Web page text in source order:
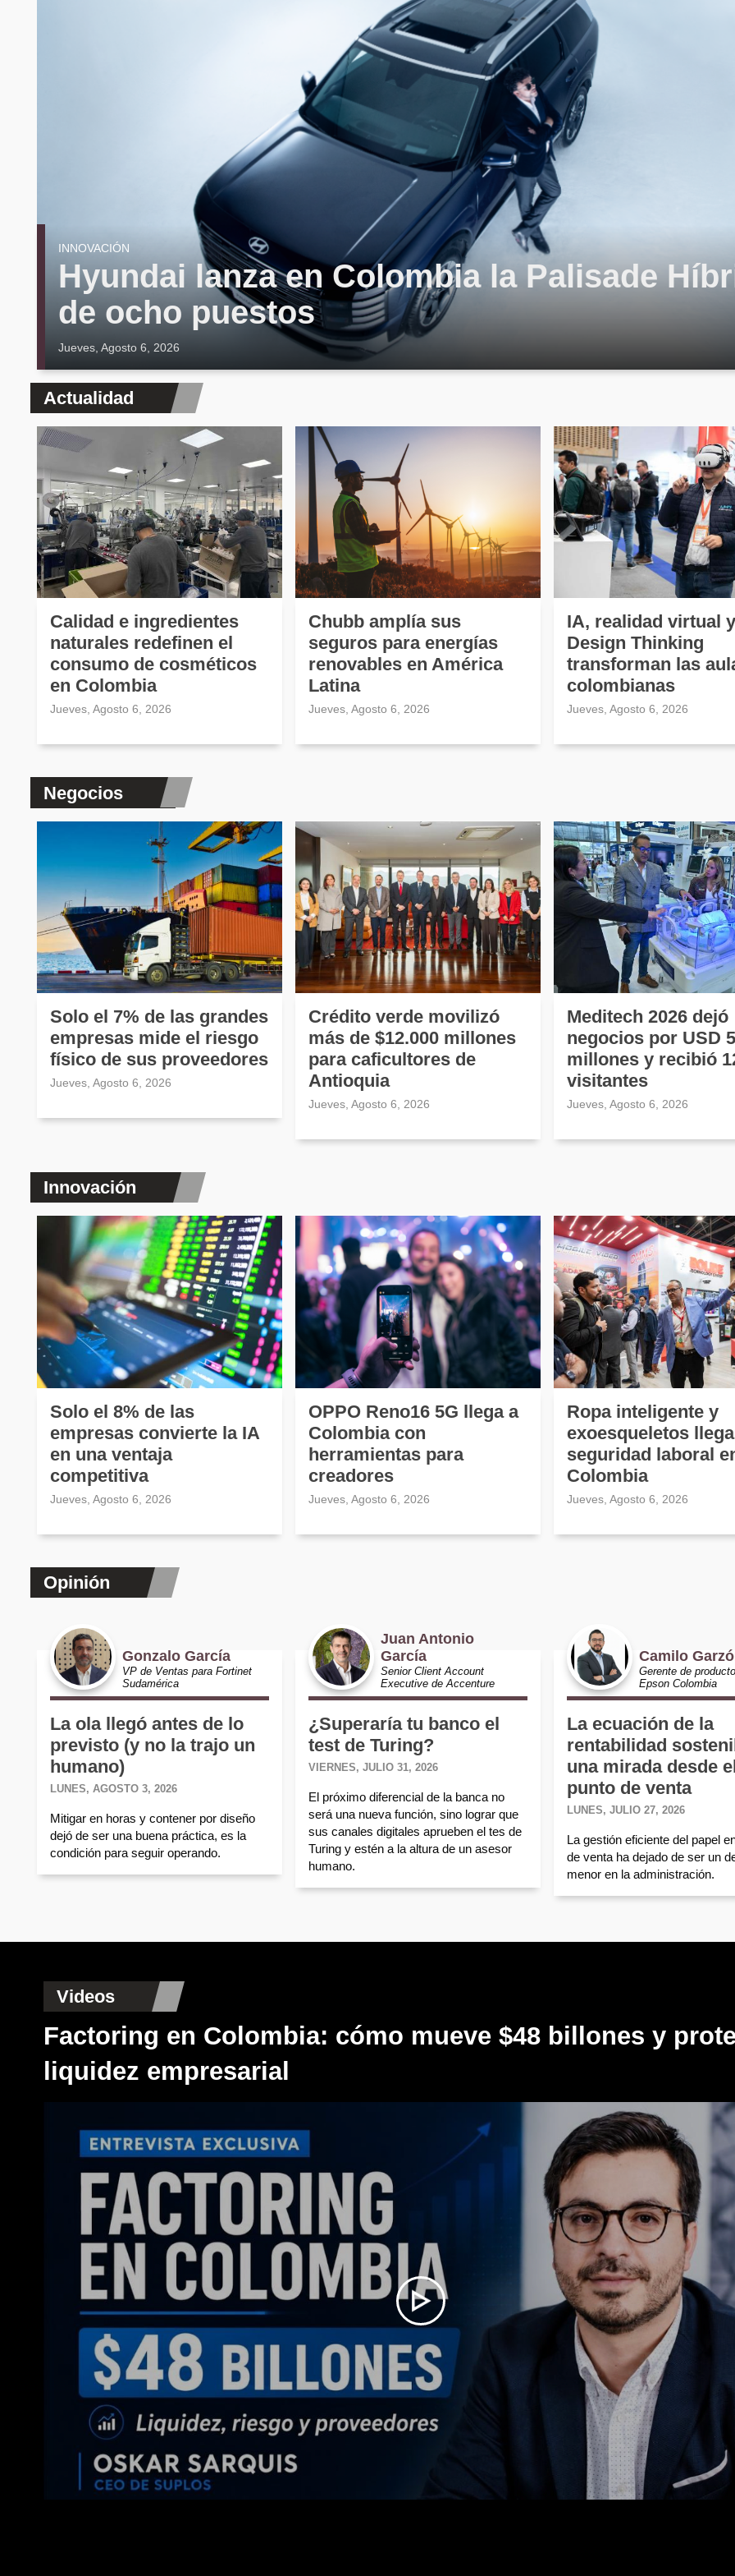
INNOVACIÓN
Hyundai lanza en Colombia la Palisade
de ocho puestos
Jueves, Agosto 6, 2026
Actualidad
Calidad e ingredientes
naturales redefinen el
consumo de cosméticos
en Colombia
Jueves, Agosto 6, 2026
Chubb amplía sus
seguros para energías
renovables en América
Latina
Jueves, Agosto 6, 2026
IA, realidad virtual y
Design Thinking
transforman las
colombianas
Jueves, Agosto 6, 2026
Negocios
Solo el 7% de las grandes
empresas mide el riesgo
físico de sus proveedores
Jueves, Agosto 6, 2026
Crédito verde movilizó
más de $12.000 millones
para caficultores de
Antioquia
Jueves, Agosto 6, 2026
Meditech 2026 dejó
negocios por USD
millones y recibió
visitantes
Jueves, Agosto 6, 2026
Innovación
Solo el 8% de las
empresas convierte la IA
en una ventaja
competitiva
Jueves, Agosto 6, 2026
OPPO Reno16 5G llega a
Colombia con
herramientas para
creadores
Jueves, Agosto 6, 2026
Ropa inteligente y
exoesqueletos
seguridad laboral
Colombia
Jueves, Agosto 6, 2026
Opinión
Gonzalo García
VP de Ventas para Fortinet
Sudamérica
La ola llegó antes de lo
previsto (y no la trajo un
humano)
LUNES, AGOSTO 3, 2026
Mitigar en horas y contener por diseño
dejó de ser una buena práctica, es la
condición para seguir operando.
Juan Antonio
García
Senior Client Account
Executive de Accenture
¿Superaría tu banco el
test de Turing?
VIERNES, JULIO 31, 2026
El próximo diferencial de la banca no
será una nueva función, sino lograr que
sus canales digitales aprueben el tes de
Turing y estén a la altura de un asesor
humano.
Camilo
Gerente de
Epson Colombia
La ecuación de la
rentabilidad
una mirada desde
punto de venta
LUNES, JULIO 27, 2026
La gestión eficiente del papel
de venta ha dejado de ser un
menor en la administración.
Videos
Factoring en Colombia: cómo mueve $48 billones y
liquidez empresarial